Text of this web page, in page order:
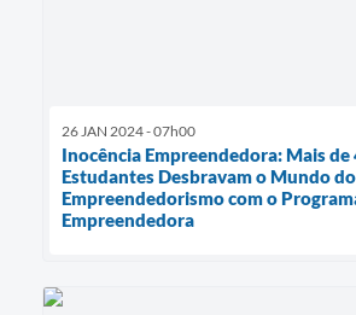
26 JAN 2024 - 07h00
Inocência Empreendedora: Mais de
Estudantes Desbravam o Mundo do
Empreendedorismo com o
Empreendedora